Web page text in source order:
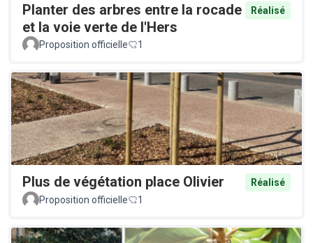
Planter des arbres entre la rocade
et la voie verte de l'Hers
Réalisé
Proposition officielle 1
Plus de végétation place Olivier
Réalisé
Proposition officielle
1